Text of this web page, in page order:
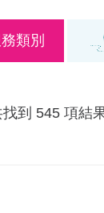
類別
找到 545 項結